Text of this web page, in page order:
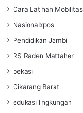
Cara Latihan Mobilitas
Nasionalxpos
Pendidikan Jambi
RS Raden Mattaher
bekasi
Cikarang Barat
edukasi lingkungan